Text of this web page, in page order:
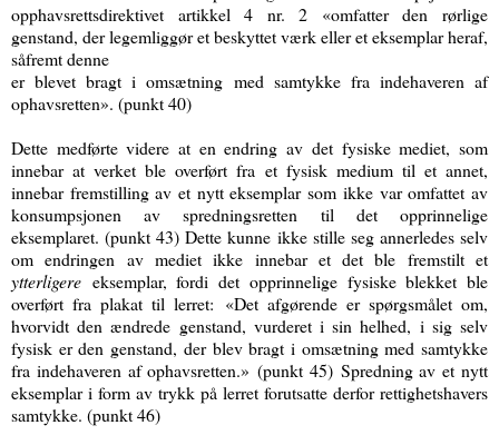
opphavsrettsdirektivet artikkel 4 nr. 2 «omfatter den rørlige
genstand, der legemliggør et beskyttet værk eller et eksemplar heraf,
såfremt denne
er blevet bragt i omsætning med samtykke fra indehaveren af
ophavsretten». (punkt 40)
Dette medførte videre at en endring av det fysiske mediet, som
innebar at verket ble overført fra et fysisk medium til et annet,
innebar fremstilling av et nytt eksemplar som ikke var omfattet av
konsumpsjonen av spredningsretten til det opprinnelige
eksemplaret. (punkt 43) Dette kunne ikke stille seg annerledes selv
om endringen av mediet ikke innebar et det ble fremstilt et
ytterligere eksemplar, fordi det opprinnelige fysiske blekket ble
overført fra plakat til lerret: «Det afgørende er spørgsmålet om,
hvorvidt den ændrede genstand, vurderet i sin helhed, i sig selv
fysisk er den genstand, der blev bragt i omsætning med samtykke
fra indehaveren af ophavsretten.» (punkt 45) Spredning av et nytt
eksemplar i form av trykk på lerret forutsatte derfor rettighetshavers
samtykke. (punkt 46)